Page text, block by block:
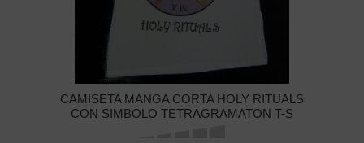
CAMISETA MANGA CORTA HOLY RITUALS
CON SIMBOLO TETRAGRAMATON T-S